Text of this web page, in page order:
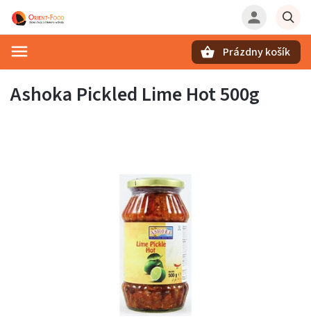
Prázdny košík
Ashoka Pickled Lime Hot 500g